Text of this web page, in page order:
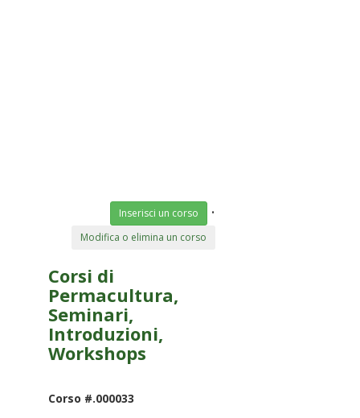
Inserisci un corso •
Modifica o elimina un corso
Corsi di
Permacultura,
Seminari,
Introduzioni,
Workshops
Corso #.000033